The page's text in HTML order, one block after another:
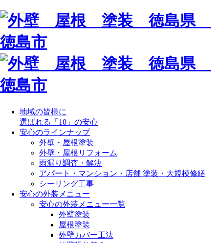
地域の皆様に
選ばれる「10」の安心
安心のラインナップ
外壁・屋根塗装
外壁・屋根リフォーム
雨漏り調査・解決
アパート・マンション・店舗 塗装・大規模修繕
シーリング工事
安心の外装メニュー
安心の外装メニュー一覧
外壁塗装
屋根塗装
外壁カバー工法